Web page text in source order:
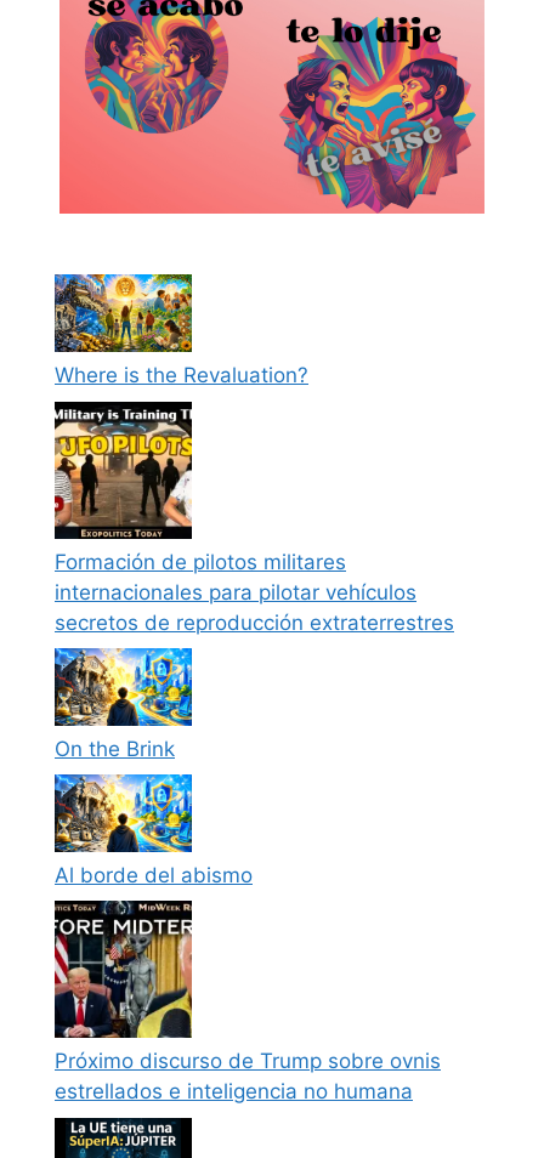
Where is the Revaluation?
Formación de pilotos militares
internacionales para pilotar vehículos
secretos de reproducción extraterrestres
On the Brink
Al borde del abismo
Próximo discurso de Trump sobre ovnis
estrellados e inteligencia no humana